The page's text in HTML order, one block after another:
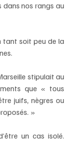
dans nos rangs au
tant soit peu de la
stipulait au
que « tous
juifs, nègres ou
»
un cas isolé.